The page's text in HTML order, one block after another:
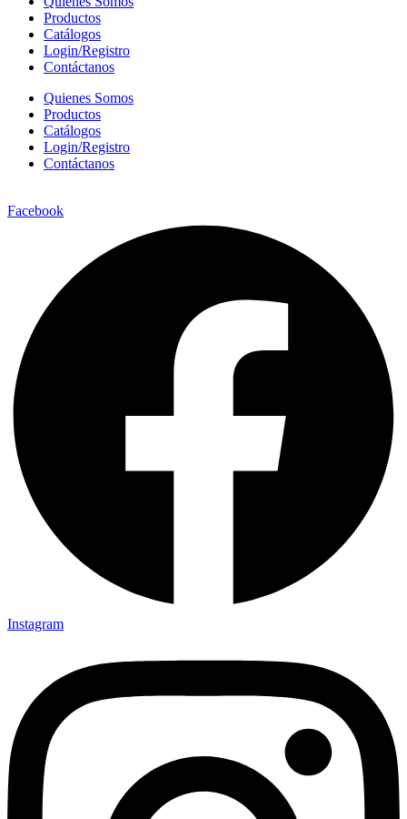
Productos
Catálogos
Login/Registro
Contáctanos
Quienes Somos
Productos
Catálogos
Login/Registro
Contáctanos
Facebook
Instagram